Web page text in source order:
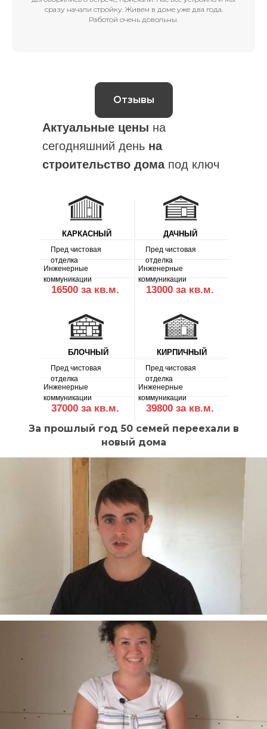
сразу начали стройку. Живем в доме уже два года.
Работой очень довольны.
Отзывы
16500 за кв.м.
КАРКАСНЫЙ
Пред чистовая
отделка
Инженерные
коммуникации
13000 за кв.м.
ДАЧНЫЙ
Пред чистовая
отделка
Инженерные
коммуникации
39800 за кв.м.
КИРПИЧНЫЙ
Пред чистовая
отделка
Инженерные
коммуникации
37000 за кв.м.
БЛОЧНЫЙ
Пред чистовая
отделка
Инженерные
коммуникации
Актуальные цены на
сегодняшний день на
строительство домапод ключ
За прошлый год 50 семей переехали в
новый дома
+7(937)900-00-67
ВРЕМЯ РАБОТЫ : 09.00-18.00